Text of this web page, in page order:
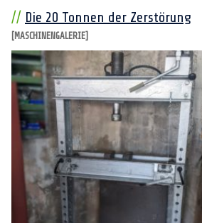
Die 20 Tonnen der Zerstörung
[MASCHINENGALERIE]